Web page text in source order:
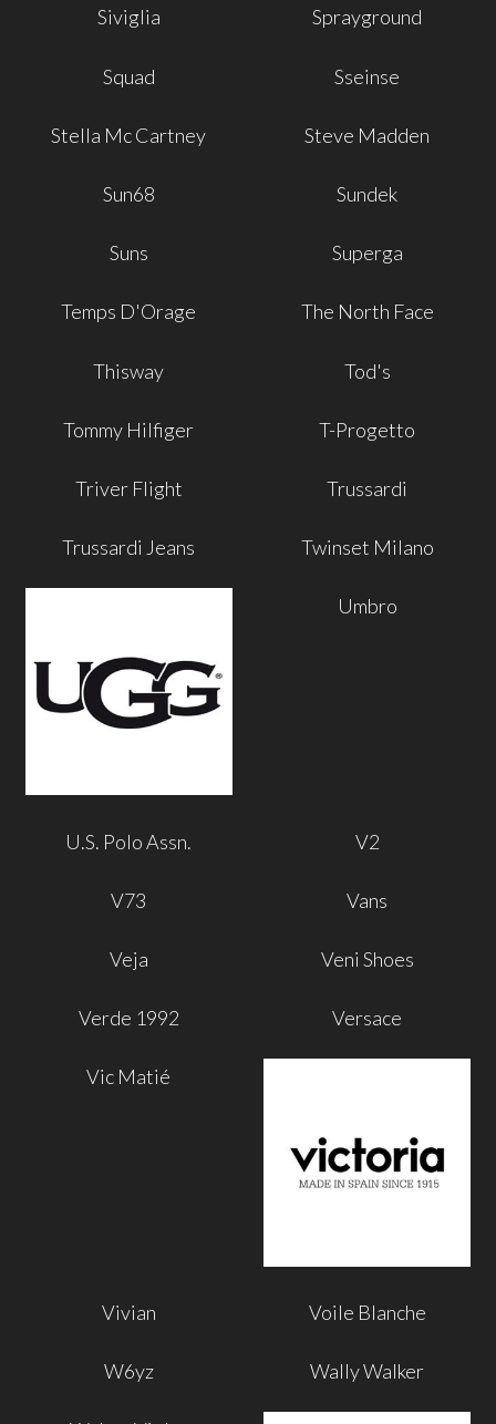
Siviglia Sprayground
Squad Sseinse
Stella Mc Cartney Steve Madden
Sun68 Sundek
Suns Superga
Temps D'Orage The North Face
Thisway Tod's
Tommy Hilfiger T-Progetto
Triver Flight Trussardi
Trussardi Jeans Twinset Milano
Umbro
U.S. Polo Assn. V2
V73 Vans
Veja Veni Shoes
Verde 1992 Versace
Vic Matié
Vivian Voile Blanche
W6yz Wally Walker